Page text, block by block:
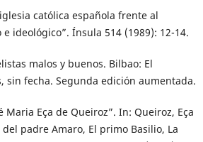
católica española frente al
ideológico”. Ínsula 514 (1989): 12-14.
malos y buenos. Bilbao: El
sin fecha. Segunda edición aumentada.
Maria Eça de Queiroz”. In: Queiroz, Eça
padre Amaro, El primo Basilio, La